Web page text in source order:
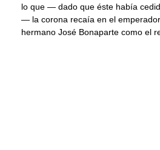
lo que — dado que éste había
— la corona recaía en el
hermano José Bonaparte como el